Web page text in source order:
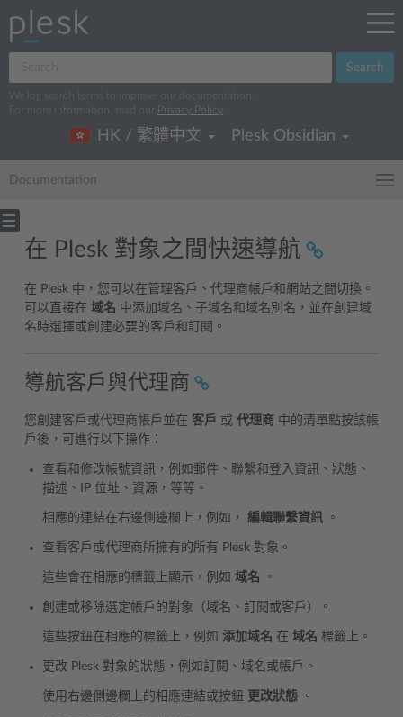
Search
We log search terms to improve our documentation.
For more information, read our
Privacy Policy
HK / 繁體中文 Plesk Obsidian
Documentation
在 Plesk 對象之間快速導航
在 Plesk 中，您可以在管理客戶、代理商帳戶和網站之間切換。
可以直接在 域名 中添加域名、子域名和域名別名，並在創建域
名時選擇或創建必要的客戶和訂閱。
導航客戶與代理商
您創建客戶或代理商帳戶並在 客戶 或 代理商 中的清單點按該帳
戶後，可進行以下操作：
查看和修改帳號資訊，例如郵件、聯繫和登入資訊、狀態、
描述、IP 位址、資源，等等。
相應的連結在右邊側邊欄上，例如， 編輯聯繫資訊 。
查看客戶或代理商所擁有的所有 Plesk 對象。
這些會在相應的標籤上顯示，例如 域名 。
創建或移除選定帳戶的對象（域名、訂閱或客戶）。
這些按鈕在相應的標籤上，例如 添加域名 在 域名 標籤上。
更改 Plesk 對象的狀態，例如訂閱、域名或帳戶。
使用右邊側邊欄上的相應連結或按鈕 更改狀態 。